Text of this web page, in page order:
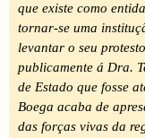
que existe como
tornar-se uma
levantar o seu
publicamente á Dra.
de Estado que fosse
Boega acaba de
das forças vivas da